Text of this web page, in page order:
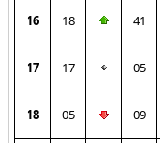
16 18 41
17 17 05
18 05 09